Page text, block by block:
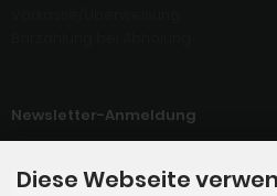
Newsletter-Anmeldung
Diese Webseite